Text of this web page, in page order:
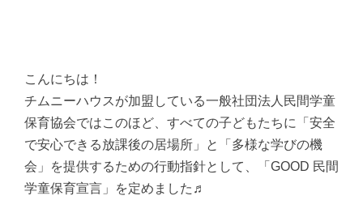
こんにちは！
チムニーハウスが加盟している一般社団法人民間学童
保育協会ではこのほど、すべての子どもたちに「安全
で安心できる放課後の居場所」と「多様な学びの機
会」を提供するための行動指針として、「GOOD 民間
学童保育宣言」を定めました♬